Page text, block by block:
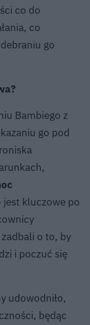
co do
co
go
Bambiego z
go pod
jest kluczowe po
o to, by
i poczuć się
udowodniło,
będąc